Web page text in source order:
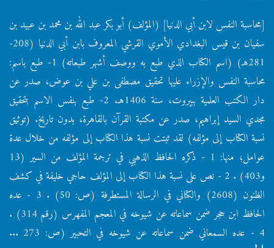
[محاسبة النفس لابن أبي الدنيا] (المؤلف) أبو بكر عبد الله بن محمد بن عبيد بن
سفيان بن قيس البغدادي الأموي القرشي المعروف بابن أبي الدنيا (208-
281هـ) (اسم الكتاب الذي طبع به ووصف أشهر طبعاته) 1- طبع باسم:
محاسبة النفس والإزراء عليها تحقيق مصطفى بن علي بن عوض، صدر عن
دار الكتب العلمية ببيروت، سنة 1406هـ. 2- طبع بنفس الاسم بتحقيق
مجدي السيد إبراهيم، صدر عن مكتبة القرآن بالقاهرة، بدون تاريخ. (توثيق
نسبة الكتاب إلى مؤلفه) لقد ثبتت نسبة هذا الكتاب إلى مؤلفه من خلال عدة
عوامل؛ منها: 1 - ذكره الحافظ الذهبي في ترجمة المؤلف من السير (13
و403) . 2 - نص على نسبة هذا الكتاب إلى المؤلف حاجي خليفة في كشف
الظنون (2608) والكتاني في الرسالة المستطرفة (ص: 50) . 3 - عده
الحافظ ابن حجر ضمن سماعاته عن شيوخه في المعجم المفهرس (رقم 314) .
4 - عده السمعاني ضمن سماعاته عن شيوخه في التحبير (ص: 273 ...